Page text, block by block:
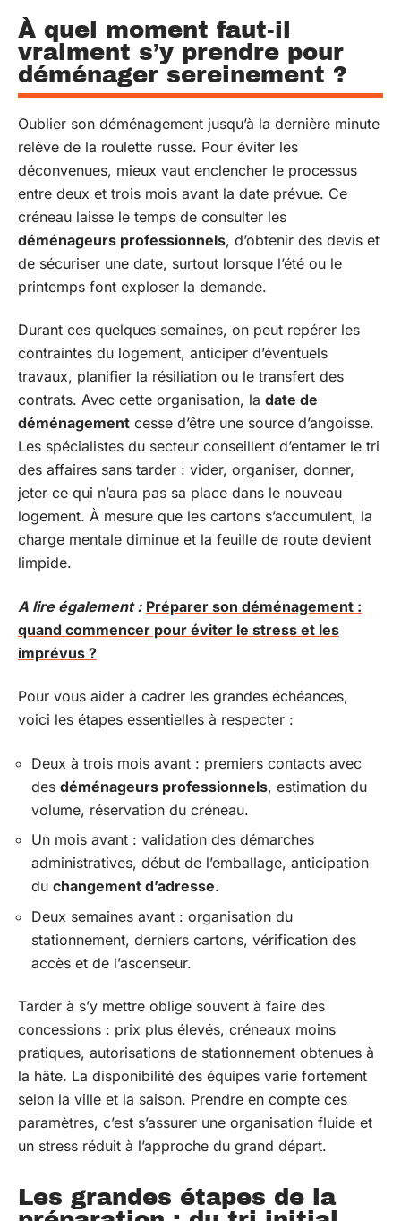
À quel moment faut-il
vraiment s’y prendre pour
déménager sereinement ?
Oublier son déménagement jusqu’à la dernière minute
relève de la roulette russe. Pour éviter les
déconvenues, mieux vaut enclencher le processus
entre deux et trois mois avant la date prévue. Ce
créneau laisse le temps de consulter les
déménageurs professionnels, d’obtenir des devis et
de sécuriser une date, surtout lorsque l’été ou le
printemps font exploser la demande.
Durant ces quelques semaines, on peut repérer les
contraintes du logement, anticiper d’éventuels
travaux, planifier la résiliation ou le transfert des
contrats. Avec cette organisation, la date de
déménagement cesse d’être une source d’angoisse.
Les spécialistes du secteur conseillent d’entamer le tri
des affaires sans tarder : vider, organiser, donner,
jeter ce qui n’aura pas sa place dans le nouveau
logement. À mesure que les cartons s’accumulent, la
charge mentale diminue et la feuille de route devient
limpide.
A lire également : Préparer son déménagement :
quand commencer pour éviter le stress et les
imprévus ?
Pour vous aider à cadrer les grandes échéances,
voici les étapes essentielles à respecter :
Deux à trois mois avant : premiers contacts avec
des déménageurs professionnels, estimation du
volume, réservation du créneau.
Un mois avant : validation des démarches
administratives, début de l’emballage, anticipation
du changement d’adresse.
Deux semaines avant : organisation du
stationnement, derniers cartons, vérification des
accès et de l’ascenseur.
Tarder à s’y mettre oblige souvent à faire des
concessions : prix plus élevés, créneaux moins
pratiques, autorisations de stationnement obtenues à
la hâte. La disponibilité des équipes varie fortement
selon la ville et la saison. Prendre en compte ces
paramètres, c’est s’assurer une organisation fluide et
un stress réduit à l’approche du grand départ.
Les grandes étapes de la